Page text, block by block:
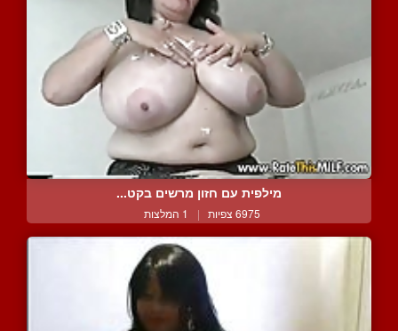
מילפית עם חזון מרשים בקט...
6975 צפיות | 1 המלצות